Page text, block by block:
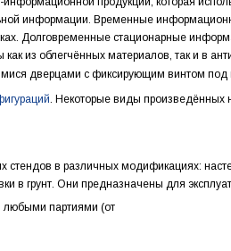
информации. Временные
Долговременные стационарные
из облегчённых материалов, так и в
дверцами с фиксирующим винтом под
. Некоторые виды произведённых
стендов в различных модификациях:
в грунт. Они предназначены для
любыми партиями (от